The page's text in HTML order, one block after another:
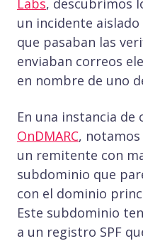
un incidente
que pasaban las
enviaban correos
en nombre de uno
En una instancia de
OnDMARC,
un remitente con
subdominio que
con el dominio
Este subdominio
a un registro SPF